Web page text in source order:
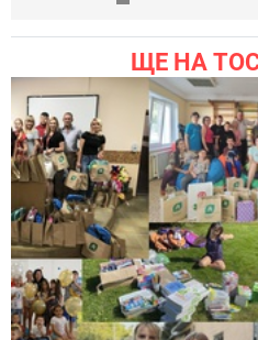
ЩЕ НА